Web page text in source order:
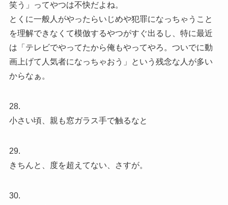
笑う」ってやつは不快だよね。
とくに一般人がやったらいじめや犯罪になっちゃうこと
を理解できなくて模倣するやつがすぐ出るし、特に最近
は「テレビでやってたから俺もやってやろ。ついでに動
画上げて人気者になっちゃおう」という残念な人が多い
からなぁ。
28.
小さい頃、親も窓ガラス手で触るなと
29.
きちんと、度を超えてない、さすが。
30.